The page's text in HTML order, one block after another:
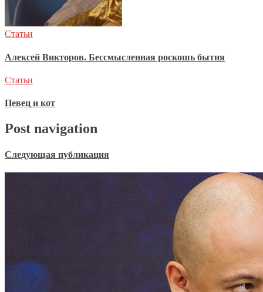
Статьи
Алексей Викторов. Бессмысленная роскошь бытия
Статьи
Певец и кот
Post navigation
Следующая публикация